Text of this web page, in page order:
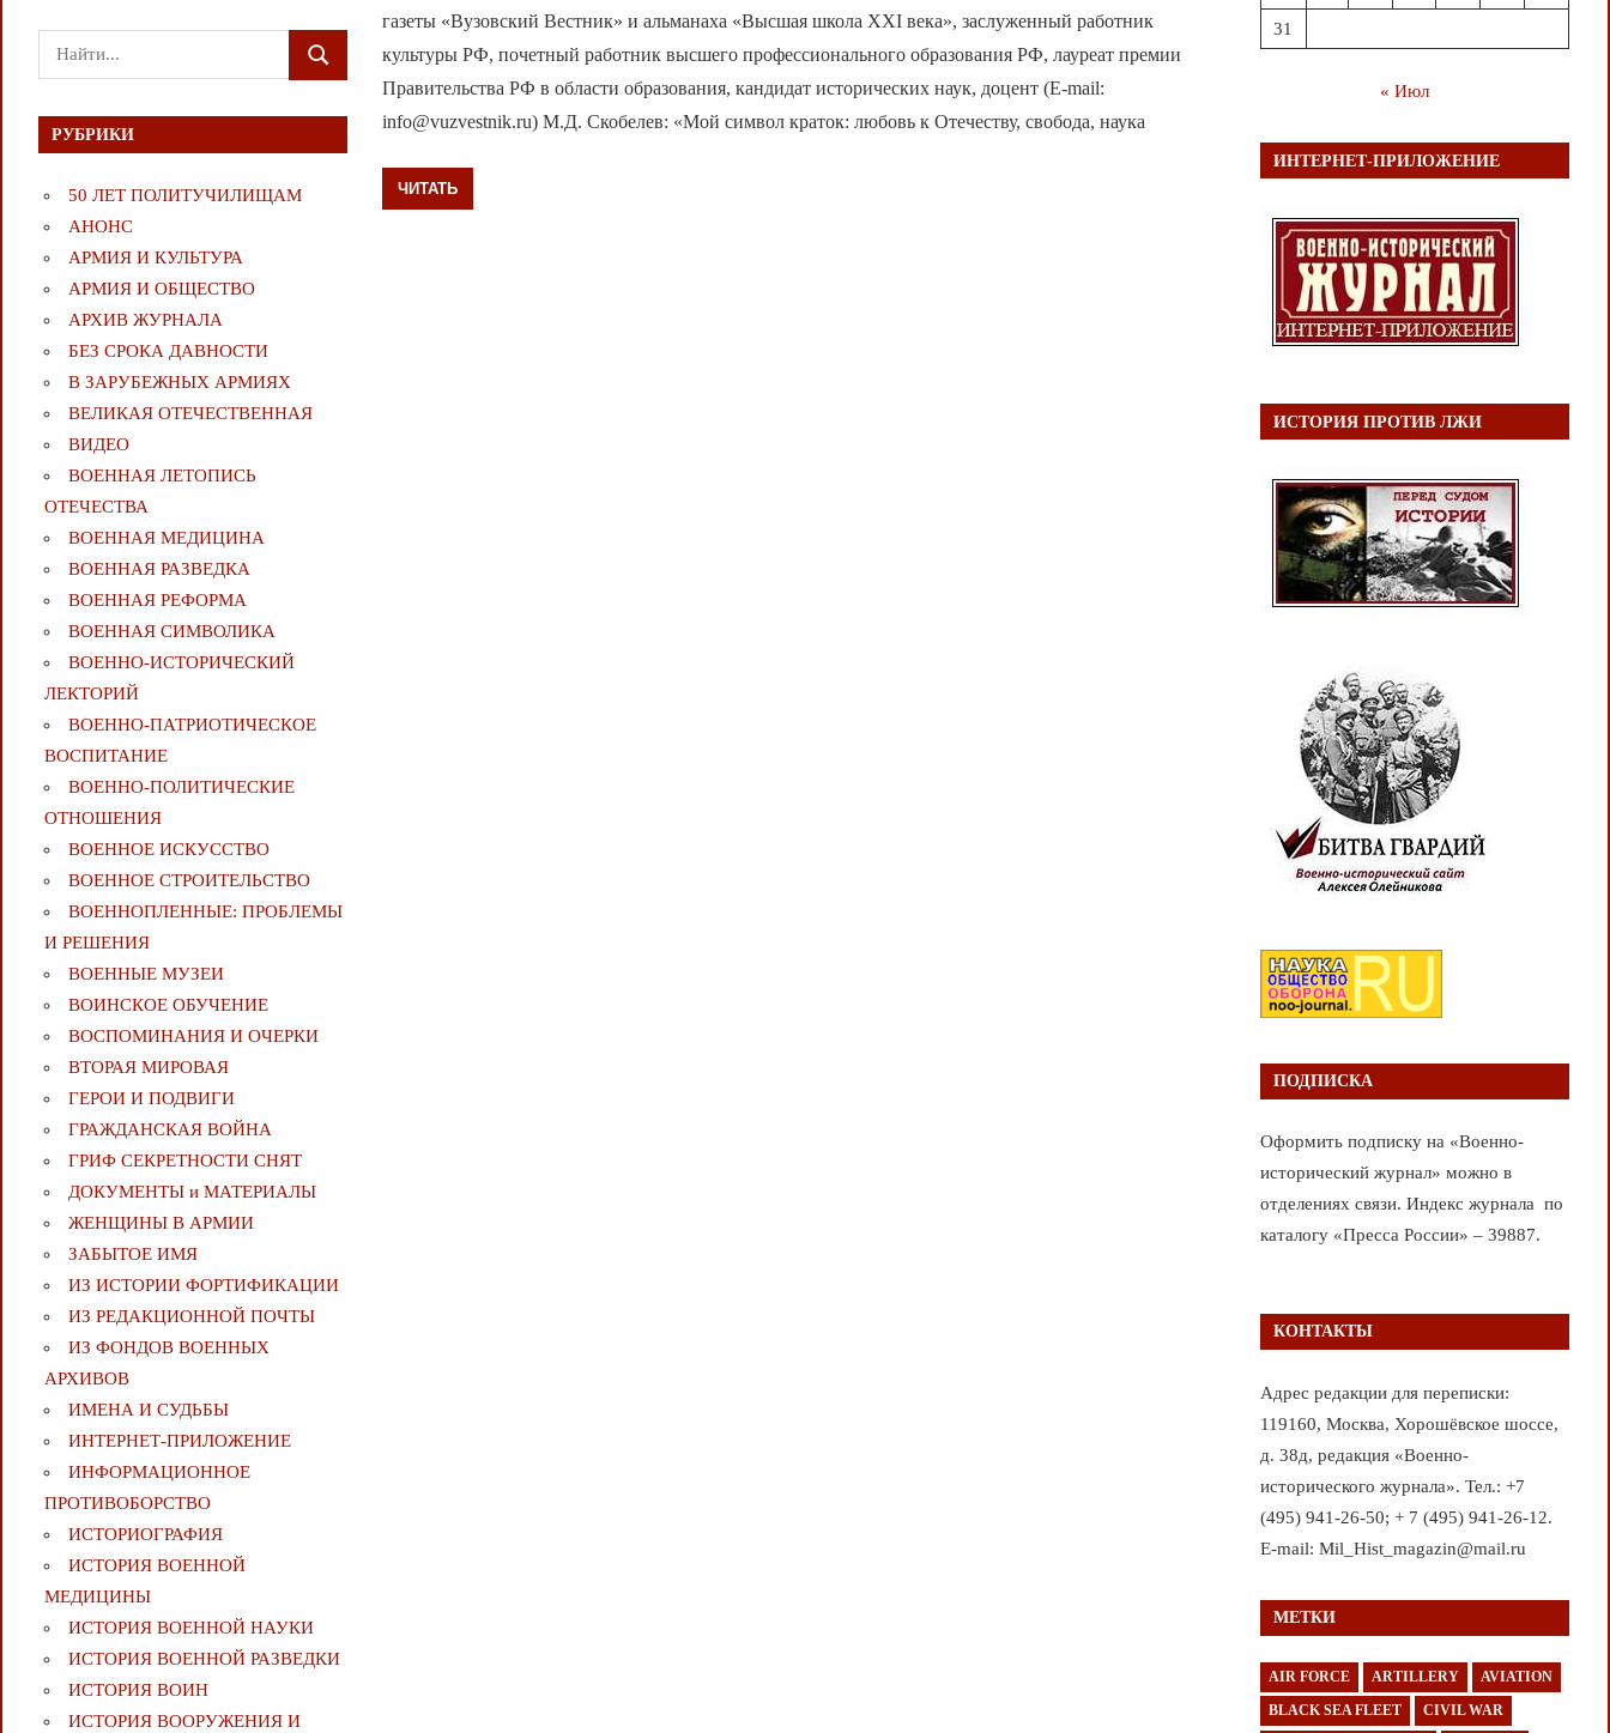
газеты «Вузовский Вестник» и альманаха «Высшая школа XXI века», заслуженный работник
культуры РФ, почетный работник высшего профессионального образования РФ, лауреат премии
Правительства РФ в области образования, кандидат исторических наук, доцент (E-mail:
info@vuzvestnik.ru) М.Д. Скобелев: «Мой символ краток: любовь к Отечеству, свобода, наука
ЧИТАТЬ
Поиск
для:
ПОИСК
РУБРИКИ
50 ЛЕТ ПОЛИТУЧИЛИЩАМ
АНОНС
АРМИЯ И КУЛЬТУРА
АРМИЯ И ОБЩЕСТВО
АРХИВ ЖУРНАЛА
БЕЗ СРОКА ДАВНОСТИ
В ЗАРУБЕЖНЫХ АРМИЯХ
ВЕЛИКАЯ ОТЕЧЕСТВЕННАЯ
ВИДЕО
ВОЕННАЯ ЛЕТОПИСЬ
ОТЕЧЕСТВА
ВОЕННАЯ МЕДИЦИНА
ВОЕННАЯ РАЗВЕДКА
ВОЕННАЯ РЕФОРМА
ВОЕННАЯ СИМВОЛИКА
ВОЕННО-ИСТОРИЧЕСКИЙ
ЛЕКТОРИЙ
ВОЕННО-ПАТРИОТИЧЕСКОЕ
ВОСПИТАНИЕ
ВОЕННО-ПОЛИТИЧЕСКИE
ОТНОШЕНИЯ
ВОЕННОЕ ИСКУССТВО
ВОЕННОЕ СТРОИТЕЛЬСТВО
ВОЕННОПЛЕННЫЕ: ПРОБЛЕМЫ
И РЕШЕНИЯ
ВОЕННЫЕ МУЗЕИ
ВОИНСКОЕ ОБУЧЕНИЕ
ВОСПОМИНАНИЯ И ОЧЕРКИ
ВТОРАЯ МИРОВАЯ
ГЕРОИ И ПОДВИГИ
ГРАЖДАНСКАЯ ВОЙНА
ГРИФ СЕКРЕТНОСТИ СНЯТ
ДОКУМЕНТЫ и МАТЕРИАЛЫ
ЖЕНЩИНЫ В АРМИИ
ЗАБЫТОЕ ИМЯ
ИЗ ИСТОРИИ ФОРТИФИКАЦИИ
ИЗ РЕДАКЦИОННОЙ ПОЧТЫ
ИЗ ФОНДОВ ВОЕННЫХ
АРХИВОВ
ИМЕНА И СУДЬБЫ
ИНТЕРНЕТ-ПРИЛОЖЕНИЕ
ИНФОРМАЦИОННОЕ
ПРОТИВОБОРСТВО
ИСТОРИОГРАФИЯ
ИСТОРИЯ ВОЕННОЙ
МЕДИЦИНЫ
ИСТОРИЯ ВОЕННОЙ НАУКИ
ИСТОРИЯ ВОЕННОЙ РАЗВЕДКИ
ИСТОРИЯ ВОИН
ИСТОРИЯ ВООРУЖЕНИЯ И
31
« Июл
ИНТЕРНЕТ-ПРИЛОЖЕНИЕ
ИСТОРИЯ ПРОТИВ ЛЖИ
ПОДПИСКА
Оформить подписку на «Военно-
исторический журнал» можно в
отделениях связи. Индекс журнала по
каталогу «Пресса России» – 39887.
КОНТАКТЫ
Адрес редакции для переписки:
119160, Москва, Хорошёвское шоссе,
д. 38д, редакция «Военно-
исторического журнала». Тел.: +7
(495) 941-26-50; + 7 (495) 941-26-12.
E-mail: Mil_Hist_magazin@mail.ru
МЕТКИ
AIR FORCE ARTILLERY AVIATION
BLACK SEA FLEET CIVIL WAR